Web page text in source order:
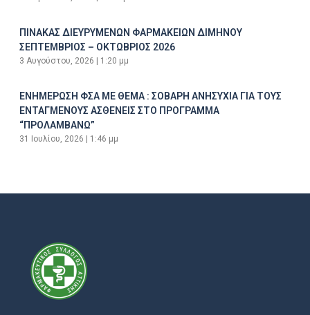
ΠΙΝΑΚΑΣ ΔΙΕΥΡΥΜΕΝΩΝ ΦΑΡΜΑΚΕΙΩΝ ΔΙΜΗΝΟΥ
ΣΕΠΤΕΜΒΡΙΟΣ – ΟΚΤΩΒΡΙΟΣ 2026
3 Αυγούστου, 2026 1:20 μμ
ΕΝΗΜΕΡΩΣΗ ΦΣΑ ΜΕ ΘΕΜΑ : ΣΟΒΑΡΗ ΑΝΗΣΥΧΙΑ ΓΙΑ ΤΟΥΣ
ΕΝΤΑΓΜΕΝΟΥΣ ΑΣΘΕΝΕΙΣ ΣΤΟ ΠΡΟΓΡΑΜΜΑ
“ΠΡΟΛΑΜΒΑΝΩ”
31 Ιουλίου, 2026 1:46 μμ